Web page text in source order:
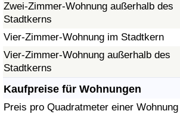
Zwei-Zimmer-Wohnung außerhalb des
Stadtkerns
Vier-Zimmer-Wohnung im Stadtkern
Vier-Zimmer-Wohnung außerhalb des
Stadtkerns
Kaufpreise für Wohnungen
Preis pro Quadratmeter einer